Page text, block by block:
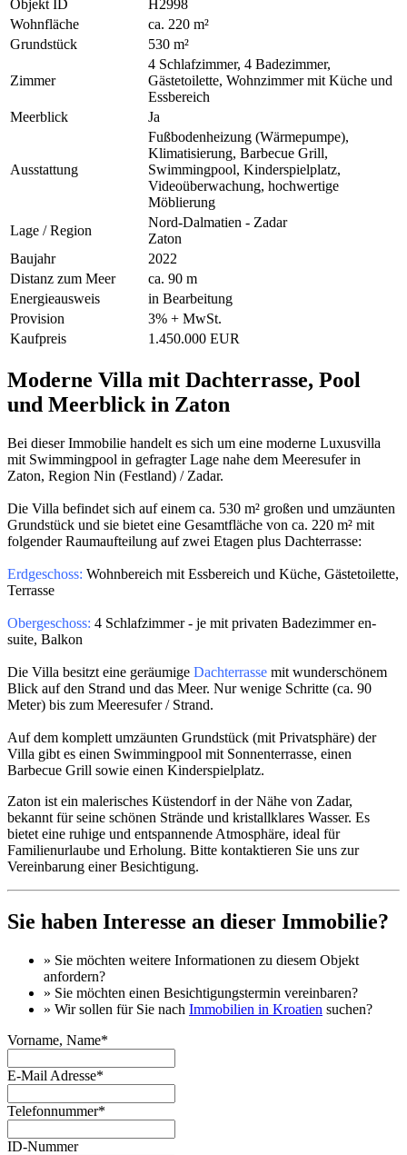
Objekt ID
H2998
Wohnfläche
ca. 220 m²
Grundstück
530 m²
Zimmer
4 Schlafzimmer, 4 Badezimmer,
Gästetoilette, Wohnzimmer mit Küche und
Essbereich
Meerblick
Ja
Ausstattung
Fußbodenheizung (Wärmepumpe),
Klimatisierung, Barbecue Grill,
Swimmingpool, Kinderspielplatz,
Videoüberwachung, hochwertige
Möblierung
Lage / Region
Nord-Dalmatien - Zadar
Zaton
Baujahr
2022
Distanz zum Meer
ca. 90 m
Energieausweis
in Bearbeitung
Provision
3% + MwSt.
Kaufpreis
1.450.000 EUR
Moderne Villa mit Dachterrasse, Pool
und Meerblick in Zaton
Bei dieser Immobilie handelt es sich um eine moderne Luxusvilla
mit Swimmingpool in gefragter Lage nahe dem Meeresufer in
Zaton, Region Nin (Festland) / Zadar.
Die Villa befindet sich auf einem ca. 530 m² großen und umzäunten
Grundstück und sie bietet eine Gesamtfläche von ca. 220 m² mit
folgender Raumaufteilung auf zwei Etagen plus Dachterrasse:
Erdgeschoss: Wohnbereich mit Essbereich und Küche, Gästetoilette,
Terrasse
Obergeschoss: 4 Schlafzimmer - je mit privaten Badezimmer en-
suite, Balkon
Die Villa besitzt eine geräumige Dachterrasse mit wunderschönem
Blick auf den Strand und das Meer. Nur wenige Schritte (ca. 90
Meter) bis zum Meeresufer / Strand.
Auf dem komplett umzäunten Grundstück (mit Privatsphäre) der
Villa gibt es einen Swimmingpool mit Sonnenterrasse, einen
Barbecue Grill sowie einen Kinderspielplatz.
Zaton ist ein malerisches Küstendorf in der Nähe von Zadar,
bekannt für seine schönen Strände und kristallklares Wasser. Es
bietet eine ruhige und entspannende Atmosphäre, ideal für
Familienurlaube und Erholung. Bitte kontaktieren Sie uns zur
Vereinbarung einer Besichtigung.
Sie haben Interesse an dieser Immobilie?
» Sie möchten weitere Informationen zu diesem Objekt
anfordern?
» Sie möchten einen Besichtigungstermin vereinbaren?
» Wir sollen für Sie nach Immobilien in Kroatien suchen?
Vorname, Name*
E-Mail Adresse*
Telefonnummer*
ID-Nummer